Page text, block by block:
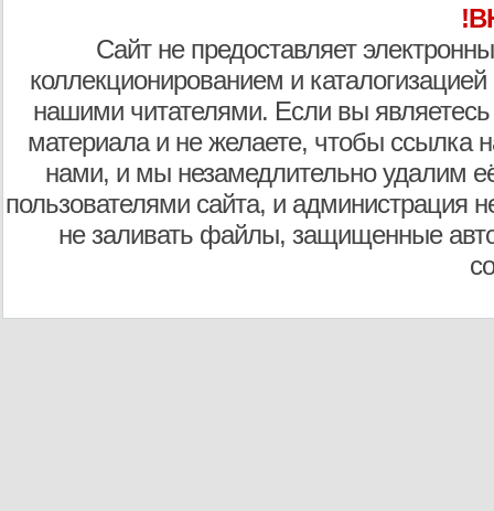
Сайт не предоставляет
коллекционированием и
нашими читателями. Если вы являетесь
материала и не желаете, чтобы ссылка
нами, и мы незамедлительно удалим
пользователями сайта, и администрация
не заливать файлы, защищенные